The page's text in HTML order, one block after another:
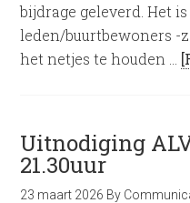
bijdrage geleverd. Het
leden/buurtbewoners -
het netjes te houden …
Uitnodiging
21.30uur
23 maart 2026 By